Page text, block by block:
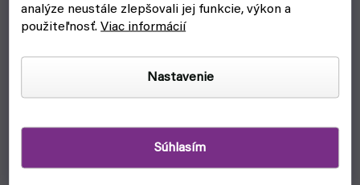
analýze neustále zlepšovali jej funkcie, výkon a
použiteľnosť.Viac informácií
Nastavenie
Súhlasím